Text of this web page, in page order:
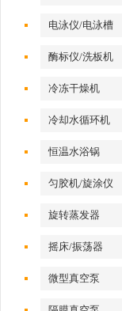
电泳仪/电泳槽
酶标仪/洗板机
冷冻干燥机
冷却水循环机
恒温水浴锅
匀胶机/旋涂仪
旋转蒸发器
摇床/振荡器
微型真空泵